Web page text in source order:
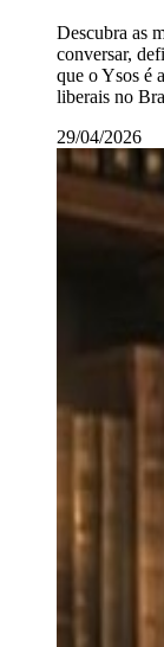
Descubra as
conversar,
que o Ysos é
liberais no
29/04/2026